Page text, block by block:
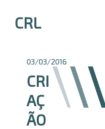
CRL
03/03/2016
CRI
AÇ
ÃO